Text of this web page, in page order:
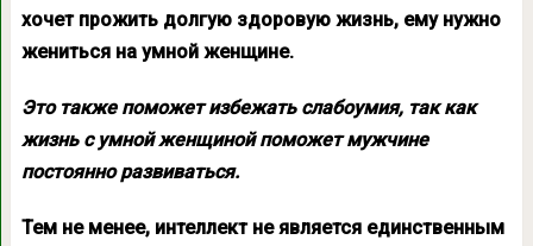
хочет прожить долгую здоровую жизнь, ему нужно
жениться на умной женщине.
Это также поможет избежать слабоумия, так как
жизнь с умной женщиной поможет мужчине
постоянно развиваться.
Тем не менее, интеллект не является единственным